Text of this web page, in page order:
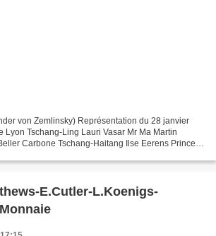
von Zemlinsky) Représentation du 28 janvier
Lyon Tschang-Ling Lauri Vasar Mr Ma Martin
Carbone Tschang-Haitang Ilse Eerens Prince
E.Cutler-L.Koenigs-